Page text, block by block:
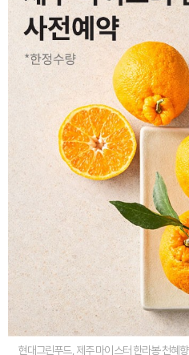
현대그린푸드, 제주 마이스터 한라봉·천혜